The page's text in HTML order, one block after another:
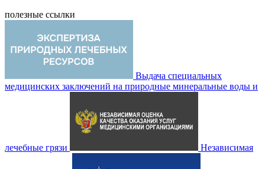
полезные ссылки
Выдача специальных
медицинских заключений на природные минеральные воды и
лечебные грязи Независимая